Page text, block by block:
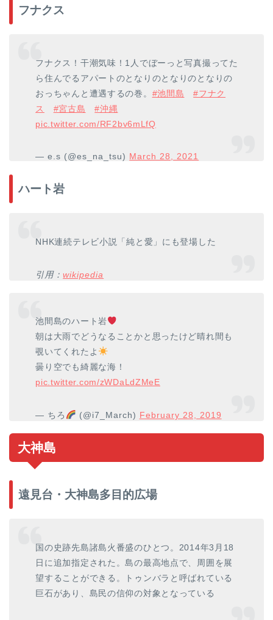
フナクス
フナクス！干潮気味！1人でぼーっと写真撮ってた
ら住んでるアパートのとなりのとなりのとなりの
おっちゃんと遭遇するの巻。 #池間島
#フナク
ス
#宮古島
#沖縄
pic.twitter.com/RF2bv6mLfQ
— e.s (@es_na_tsu) March 28, 2021
ハート岩
NHK連続テレビ小説「純と愛」にも登場した
引用：wikipedia
池間島のハート岩
朝は大雨でどうなることかと思ったけど晴れ間も
覗いてくれたよ
曇り空でも綺麗な海！
pic.twitter.com/zWDaLdZMeE
— ちろ (@i7_March) February 28, 2019
大神島
遠見台・大神島多目的広場
国の史跡先島諸島火番盛のひとつ。2014年3月18
日に追加指定された。島の最高地点で、周囲を展
望することができる。トゥンバラと呼ばれている
巨石があり、島民の信仰の対象となっている